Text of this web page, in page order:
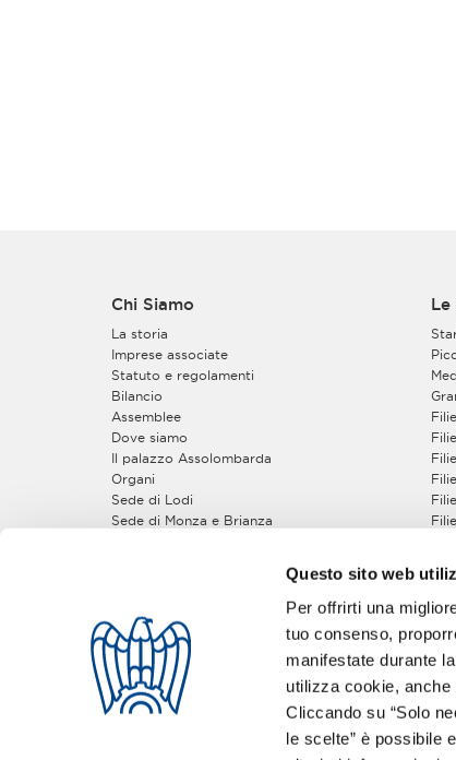
Questo sito web
Per offrirti una
tuo consenso,
manifestate durante
utilizza cookie, anche
Cliccando su “Solo
le scelte” è possibile
Chi Siamo
La storia
Imprese associate
Statuto e regolamenti
Bilancio
Assemblee
Dove siamo
Il palazzo Assolombarda
Organi
Sede di Lodi
Sede di Monza e Brianza
Gruppo Giovani Imprenditori
Gruppi Tecnici
Seguici sui social:
Le
5